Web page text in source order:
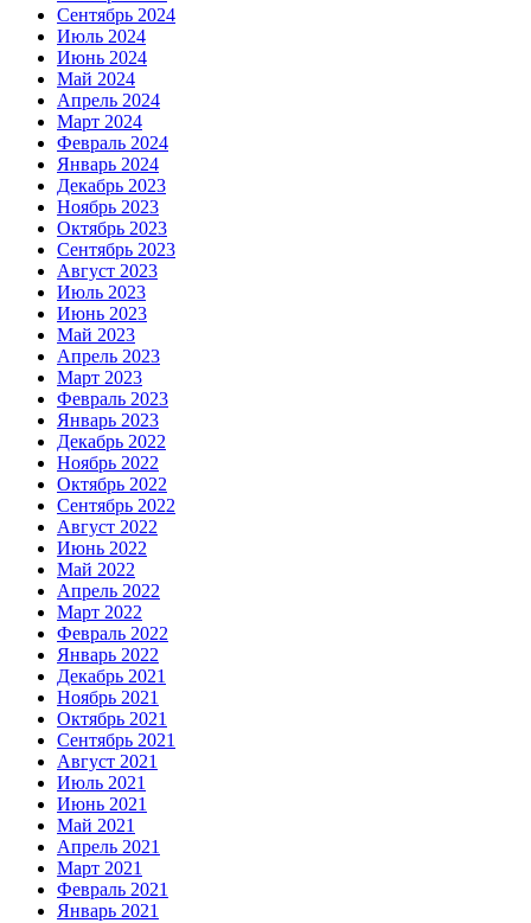
Сентябрь 2024
Июль 2024
Июнь 2024
Май 2024
Апрель 2024
Март 2024
Февраль 2024
Январь 2024
Декабрь 2023
Ноябрь 2023
Октябрь 2023
Сентябрь 2023
Август 2023
Июль 2023
Июнь 2023
Май 2023
Апрель 2023
Март 2023
Февраль 2023
Январь 2023
Декабрь 2022
Ноябрь 2022
Октябрь 2022
Сентябрь 2022
Август 2022
Июнь 2022
Май 2022
Апрель 2022
Март 2022
Февраль 2022
Январь 2022
Декабрь 2021
Ноябрь 2021
Октябрь 2021
Сентябрь 2021
Август 2021
Июль 2021
Июнь 2021
Май 2021
Апрель 2021
Март 2021
Февраль 2021
Январь 2021